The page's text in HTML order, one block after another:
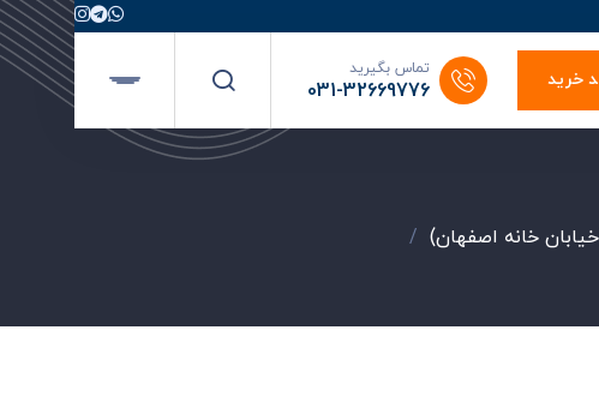
خرید
تماس بگیرید
031-32669776
خانه اصفهان) /